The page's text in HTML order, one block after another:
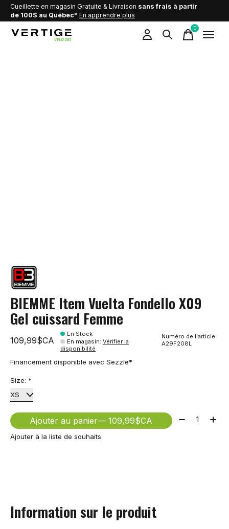
Cueillette en magasin Gratuite & Livraison sans frais à partir
de 100$ au Québec* En apprendre plus
0items
BIEMME Item Vuelta Fondello X09
Gel cuissard Femme
109,99$CA
En Stock
En magasin:Vérifier la
disponibilité
Numéro de l'article:
A29F208L
Financement disponible avec Sezzle*
Size: *
Ajouter au panier — 109,99$CA Quantité:
Ajouter à la liste de souhaits
Information sur le produit